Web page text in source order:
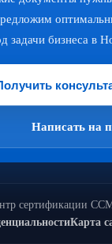
задачи бизнеса в
Написать на
сертификации
Карта